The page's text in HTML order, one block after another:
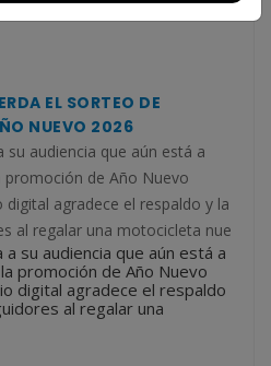
EL SORTEO DE
NUEVO 2026
su audiencia que aún está a
de Año Nuevo
agradece el respaldo y la
al regalar una motocicleta nue
su audiencia que aún está a
promoción de Año Nuevo
digital agradece el respaldo
al regalar una